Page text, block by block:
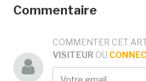
Commentaire
COMMENTER CET
VISITEUR OU